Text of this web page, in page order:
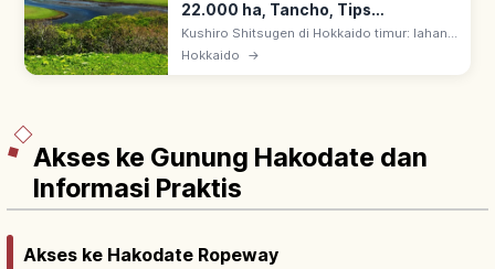
22.000 ha, Tancho, Tips
Berkunjung
Kushiro Shitsugen di Hokkaido timur: lahan
basah terbesar Jepang ~22.000 ha. Ramsar
Hokkaido →
Akses ke Gunung Hakodate dan
Informasi Praktis
Akses ke Hakodate Ropeway